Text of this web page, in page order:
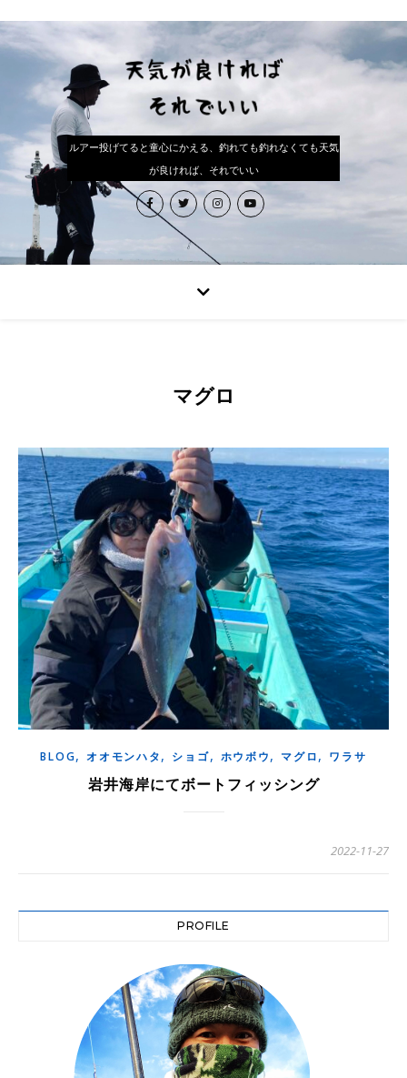
ルアー投げてると童心にかえる、釣れても釣れなくても天気
が良ければ、それでいい
マグロ
BLOG,オオモンハタ, ショゴ, ホウボウ, マグロ, ワラサ
岩井海岸にてボートフィッシング
2022-11-27
PROFILE